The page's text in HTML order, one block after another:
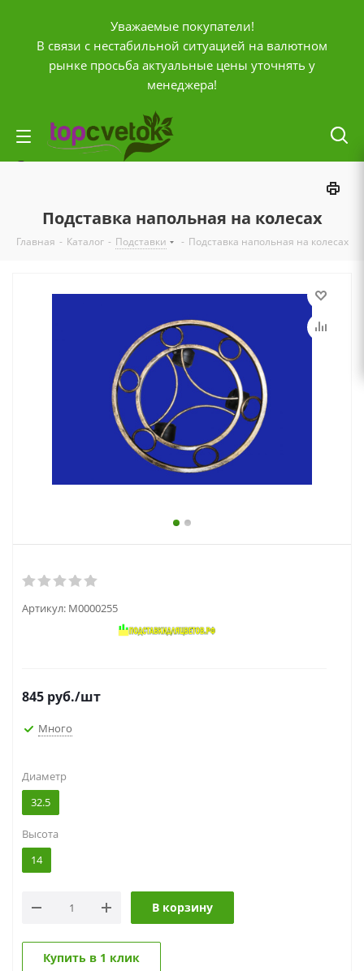
Уважаемые покупатели!
В связи с нестабильной ситуацией на валютном
рынке просьба актуальные цены уточнять у
менеджера!
Отложенные
+7 (903) 795-92-42
ПН-ПТ с10:00 до 20:00
СБ и ВС
zakaz@topcvetok.ru
Подставка напольная на колесах
Главная - Каталог - Подставки - Подставка напольная на колесах
Артикул: М0000255
845 руб./шт
Много
Диаметр
32.5
Высота
14
В корзину
Купить в 1 клик